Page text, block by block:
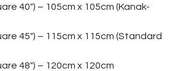
40″) – 105cm x 105cm (Kanak-
45″) – 115cm x 115cm (Standard
48″) – 120cm x 120cm